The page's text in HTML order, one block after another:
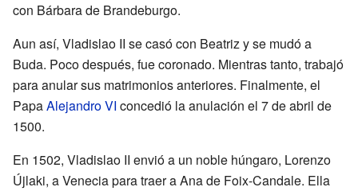
con Bárbara de Brandeburgo.
Aun así, Vladislao II se casó con Beatriz y se mudó a
Buda. Poco después, fue coronado. Mientras tanto, trabajó
para anular sus matrimonios anteriores. Finalmente, el
PapaAlejandro VI concedió la anulación el 7 de abril de
1500.
En 1502, Vladislao II envió a un noble húngaro, Lorenzo
Újlaki, a Venecia para traer a Ana de Foix-Candale. Ella